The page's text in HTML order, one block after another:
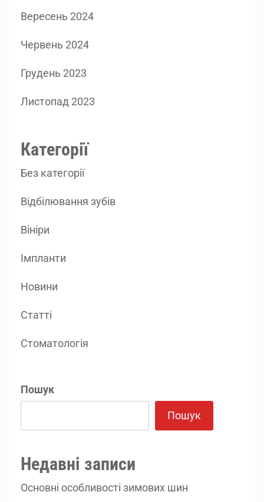
Вересень 2024
Червень 2024
Грудень 2023
Листопад 2023
Категорії
Без категорії
Відбілювання зубів
Вініри
Імпланти
Новини
Статті
Стоматологія
Пошук
Пошук
Недавні записи
Основні особливості зимових шин